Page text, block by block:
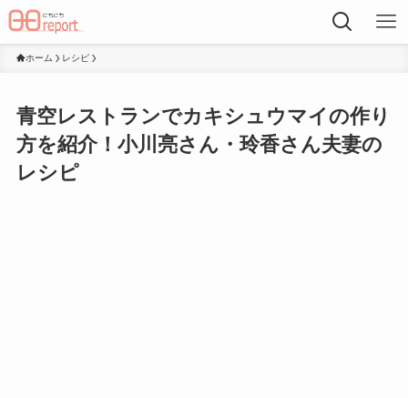
ホーム レシピ
青空レストランでカキシュウマイの作り
方を紹介！小川亮さん・玲香さん夫妻の
レシピ